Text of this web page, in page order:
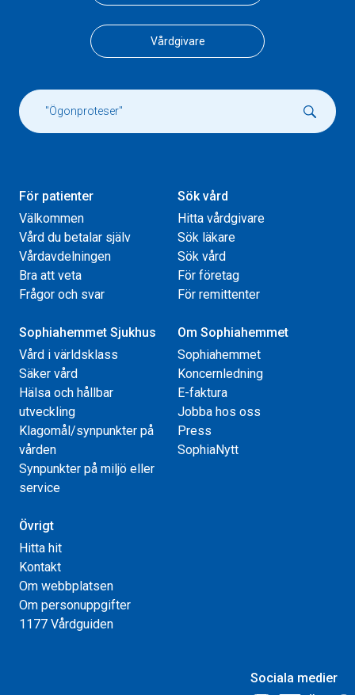
Vårdgivare
För patienter
Välkommen
Vård du betalar själv
Vårdavdelningen
Bra att veta
Frågor och svar
Sök vård
Hitta vårdgivare
Sök läkare
Sök vård
För företag
För remittenter
Sophiahemmet Sjukhus
Vård i världsklass
Säker vård
Hälsa och hållbar
utveckling
Klagomål/synpunkter på
vården
Synpunkter på miljö eller
service
Om Sophiahemmet
Sophiahemmet
Koncernledning
E-faktura
Jobba hos oss
Press
SophiaNytt
Övrigt
Hitta hit
Kontakt
Om webbplatsen
Om personuppgifter
1177 Vårdguiden
Sociala medier